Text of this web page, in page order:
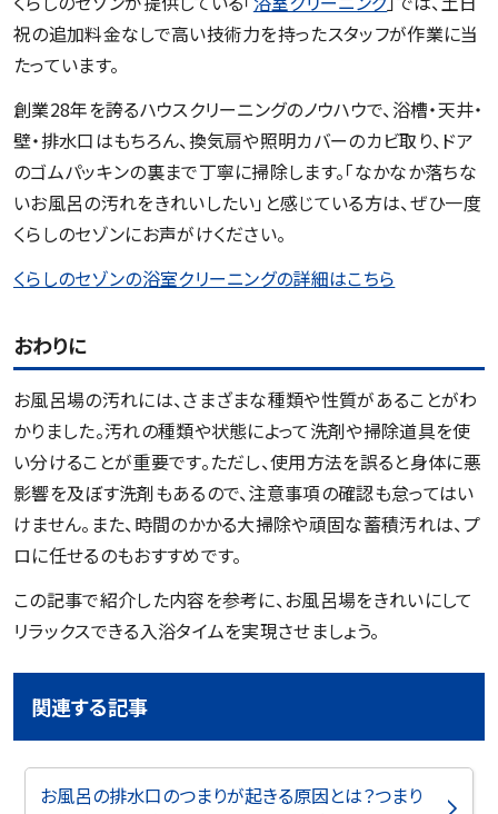
祝の追加料金なしで高い技術力を持ったスタッフが作業に当
たっています。
創業28年を誇るハウスクリーニングのノウハウで、浴槽・天井・
壁・排水口はもちろん、換気扇や照明カバーのカビ取り、ドア
のゴムパッキンの裏まで丁寧に掃除します。「なかなか落ちな
いお風呂の汚れをきれいしたい」と感じている方は、ぜひ一度
くらしのセゾンにお声がけください。
くらしのセゾンの浴室クリーニングの詳細はこちら
おわりに
お風呂場の汚れには、さまざまな種類や性質があることがわ
かりました。汚れの種類や状態によって洗剤や掃除道具を使
い分けることが重要です。ただし、使用方法を誤ると身体に悪
影響を及ぼす洗剤もあるので、注意事項の確認も怠ってはい
けません。また、時間のかかる大掃除や頑固な蓄積汚れは、プ
ロに任せるのもおすすめです。
この記事で紹介した内容を参考に、お風呂場をきれいにして
リラックスできる入浴タイムを実現させましょう。
関連する記事
お風呂の排水口のつまりが起きる原因とは？つまり